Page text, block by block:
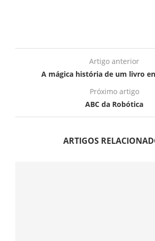
Artigo anterior
A mágica história de um livro
Próximo artigo
ABC da Robótica
ARTIGOS